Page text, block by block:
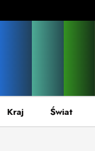
Kraj Świat